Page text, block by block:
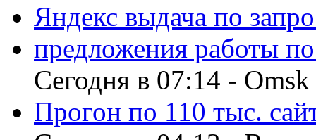
Яндекс выдача по
предложения работы
Сегодня в 07:14 - Omsk
Прогон по 110 тыс.